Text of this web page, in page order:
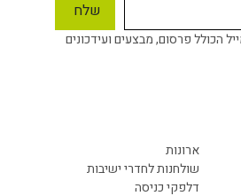
הכולל פרסום, מבצעים ועידכונים
ארונות
שולחנות לחדרי ישיבות
דלפקי כניסה